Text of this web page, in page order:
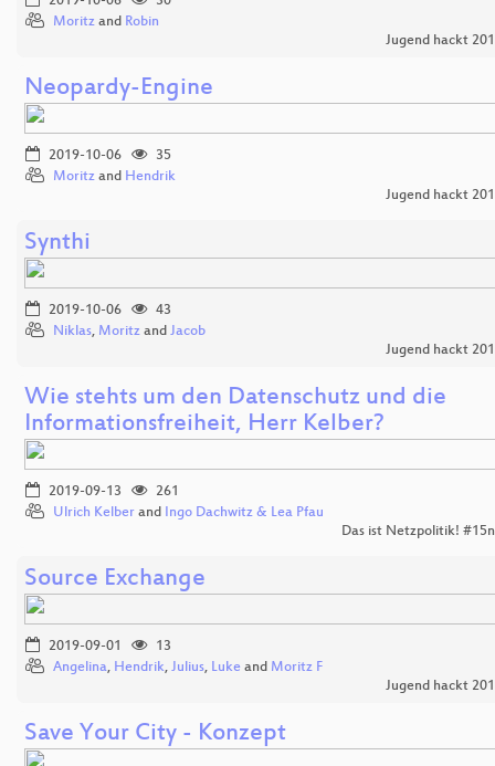
Moritz and Robin
Jugend hackt
Neopardy-Engine
2019-10-06
35
Moritz and Hendrik
Jugend hackt
Synthi
2019-10-06
43
Niklas, Moritz and Jacob
Jugend hackt
Wie stehts um den Datenschutz und die
Informationsfreiheit, Herr Kelber?
2019-09-13
261
Ulrich Kelber and Ingo Dachwitz & Lea Pfau
Das ist Netzpolitik!
Source Exchange
2019-09-01
13
Angelina, Hendrik, Julius, Luke and Moritz F
Jugend hackt
Save Your City - Konzept